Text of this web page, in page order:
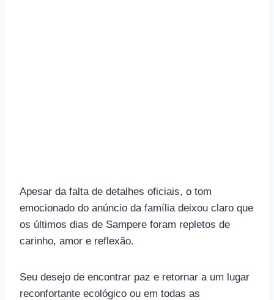
Apesar da falta de detalhes oficiais, o tom
emocionado do anúncio da família deixou claro que
os últimos dias de Sampere foram repletos de
carinho, amor e reflexão.
Seu desejo de encontrar paz e retornar a um lugar
reconfortante ecológico ou em todas as